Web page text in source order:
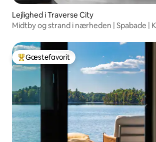
Lejlighed i Traverse City
Midtby og strand i nærheden | Spabade |
Bedste gæstefavorit
Gæstefavorit